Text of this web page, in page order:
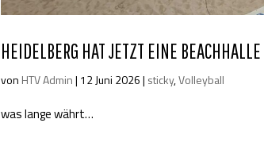
HEIDELBERG HAT JETZT EINE BEACHHALLE
von HTV Admin| 12 Juni 2026| sticky,Volleyball
was lange währt…